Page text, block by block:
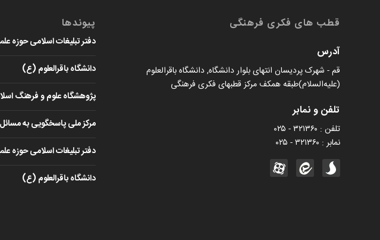
قطب های فکری فرهنگی
آدرس
قم - شهرک پردیسان انتهای بلوار دانشگاه, دانشگاه باقرالعلوم
(علیه‌السلام)طبقه همکف مرکز قطبهای فکری فرهنگی
تلفن و نمابر
تلفن : ۳۲۱۳۶۰ - ۰۲۵
نمابر : ۳۲۱۳۶۰ - ۰۲۵
پیوندها
دفتر تبلیغات اسلامی حوزه
دانشگاه باقرالعلوم (ع)
پژوهشگاه علوم و فرهنگ
مرکز ملی پاسخگویی به
دفتر تبلیغات اسلامی حوزه
دانشگاه باقرالعلوم (ع)